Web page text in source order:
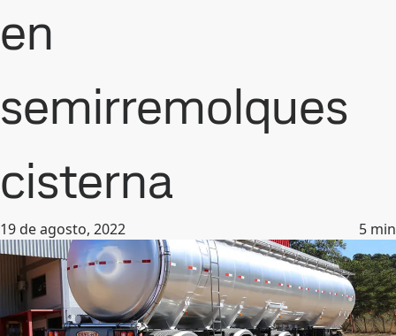
en
semirremolques
cisterna
19 de agosto, 2022 5 min